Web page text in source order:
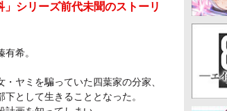
シリーズ前代未聞のストーリ
希。
ヤミを騙っていた四葉家の分家、
として生きることとなった。